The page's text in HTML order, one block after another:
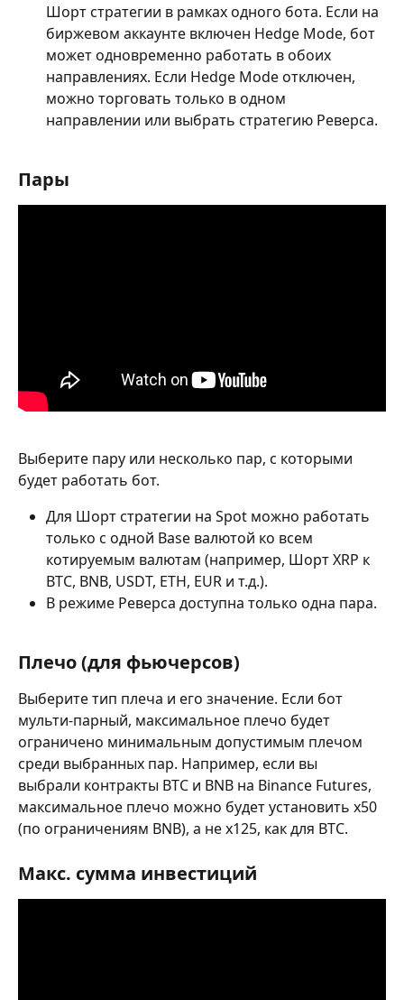
Шорт стратегии в рамках одного бота. Если на
биржевом аккаунте включен Hedge Mode, бот
может одновременно работать в обоих
направлениях. Если Hedge Mode отключен,
можно торговать только в одном
направлении или выбрать стратегию Реверса.
Пары
Выберите пару или несколько пар, с которыми
будет работать бот.
Для Шорт стратегии на Spot можно работать
только с одной Base валютой ко всем
котируемым валютам (например, Шорт XRP к
BTC, BNB, USDT, ETH, EUR и т.д.).
В режиме Реверса доступна только одна пара.
Плечо (для фьючерсов)
Выберите тип плеча и его значение. Если бот
мульти-парный, максимальное плечо будет
ограничено минимальным допустимым плечом
среди выбранных пар. Например, если вы
выбрали контракты BTC и BNB на Binance Futures,
максимальное плечо можно будет установить x50
(по ограничениям BNB), а не x125, как для BTC.
Макс. сумма инвестиций